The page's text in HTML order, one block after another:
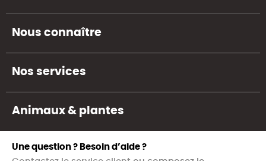
Nous connaître
Nos services
Animaux & plantes
Une question ? Besoin d’aide ?